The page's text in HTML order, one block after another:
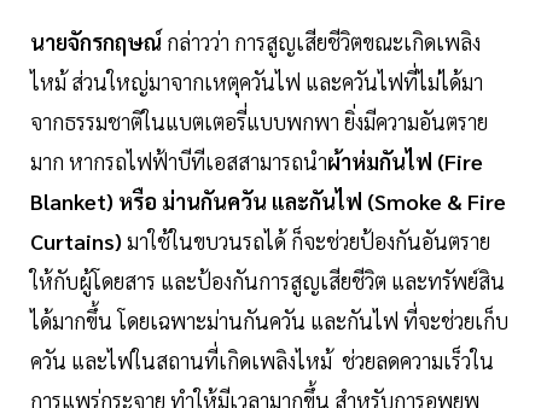
นายจักรกฤษณ์ กล่าวว่า การสูญเสียชีวิตขณะเกิดเพลิง
ไหม้ ส่วนใหญ่มาจากเหตุควันไฟ และควันไฟที่ไม่ได้มา
จากธรรมชาติในแบตเตอรี่แบบพกพา ยิ่งมีความอันตราย
มาก หากรถไฟฟ้าบีทีเอสสามารถนำผ้าห่มกันไฟ (Fire
Blanket) หรือ ม่านกันควัน และกันไฟ (Smoke & Fire
Curtains) มาใช้ในขบวนรถได้ ก็จะช่วยป้องกันอันตราย
ให้กับผู้โดยสาร และป้องกันการสูญเสียชีวิต และทรัพย์สิน
ได้มากขึ้น โดยเฉพาะม่านกันควัน และกันไฟ ที่จะช่วยเก็บ
ควัน และไฟในสถานที่เกิดเพลิงไหม้ ช่วยลดความเร็วใน
การแพร่กระจาย ทำให้มีเวลามากขึ้น สำหรับการอพยพ